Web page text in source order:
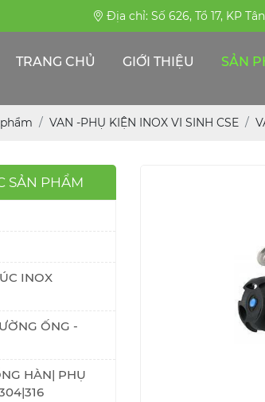
PHỤNG SỰ BỀN BỈĐịa chỉ: Số 626, Tổ 17, KP
TRANG CHỦ GIỚI THIỆU SẢN
VAN -PHỤ KIỆN INOX VI SINH CSE
SẢN PHẨM
INOX
ỐNG -
HÀN| PHỤ